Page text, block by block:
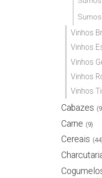
Vinhos
Vinhos
Vinhos
Vinhos
Vinhos
Cabazes
Carne (9)
Cereais